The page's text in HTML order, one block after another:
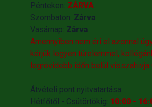
Pénteken: ZÁRVA
Szombaton: Zárva
Vasárnap: Zárva
Amennyiben nem éri el azonnal
kérjük legyen türelemmel,
legrövidebb időn belül visszahivja
Átvételi pont nyitvatartása:
Hétfőtől - Csütörtökig: 10:00 -